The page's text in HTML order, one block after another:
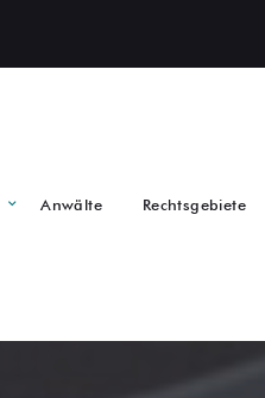
Anwälte Rechtsgebiete